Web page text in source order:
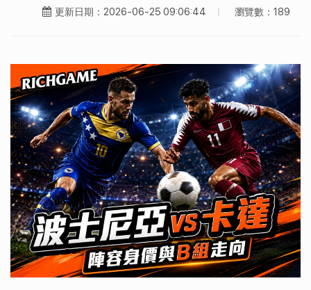
更新日期：2026-06-25 09:06:44 瀏覽數：189